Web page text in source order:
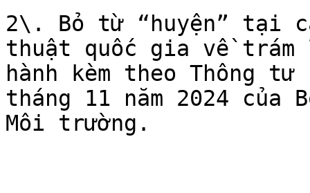
2\. Bỏ từ “huyện” tại
thuật quốc gia về trám
hành kèm theo Thông tư
tháng 11 năm 2024 của